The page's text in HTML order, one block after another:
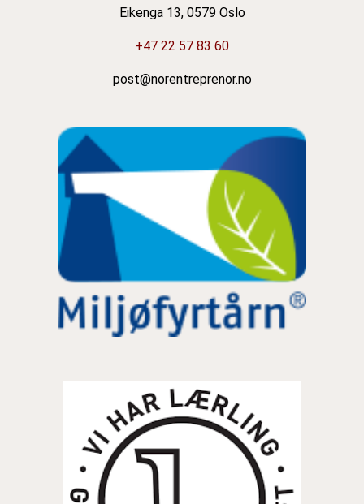
Eikenga 13, 0579 Oslo
+47 22 57 83 60
post@norentreprenor.no